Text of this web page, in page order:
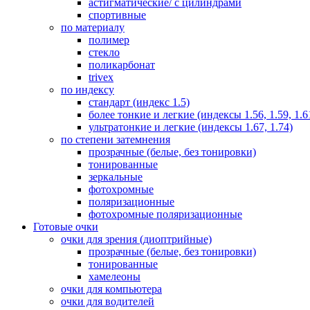
астигматические/ с цилиндрами
спортивные
по материалу
полимер
стекло
поликарбонат
trivex
по индексу
стандарт (индекс 1.5)
более тонкие и легкие (индексы 1.56, 1.59,
ультратонкие и легкие (индексы 1.67, 1.74)
по степени затемнения
прозрачные (белые, без тонировки)
тонированные
зеркальные
фотохромные
поляризационные
фотохромные поляризационные
Готовые очки
очки для зрения (диоптрийные)
прозрачные (белые, без тонировки)
тонированные
хамелеоны
очки для компьютера
очки для водителей